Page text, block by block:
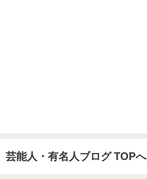
芸能人・有名人ブログ TOPへ